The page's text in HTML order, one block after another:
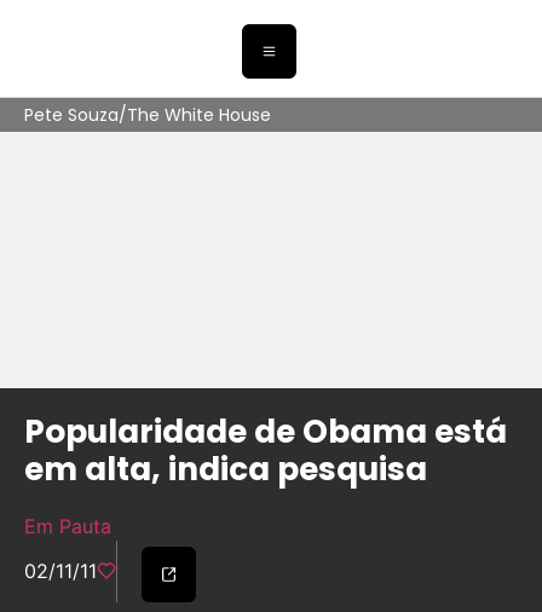
Pete Souza/The White House
Popularidade de Obama está
em alta, indica pesquisa
Em Pauta
02/11/11